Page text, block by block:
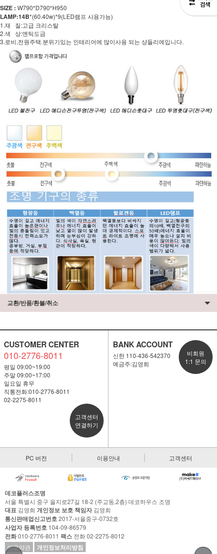
SIZE : W790*D790*H950
LAMP:14B*(60.40w)*9(LED램프 사용가능)
1.재 질:고급 크리스탈
2.색 상:엔틱도금
3.로비,전원주택.분위기있는 인테리어에 많이사용 되는 샹들리에입니다.
교환/반품/환불/취소
CUSTOMER CENTER
010-2776-8011
평일 09:00~19:00
주말 09:00~17:00
일요일 휴무
직통전화:010-2776-8011
02-2275-8011
고객센터
연결하기
BANK ACCOUNT
신한 110-436-542370
예금주:김영희
비회원
1:1 문의
PC 버전 이용안내 고객센터
데코플러스조명
서울 특별시 중구 을지로27길 18-2 (주교동,2층) 데코하우스 조명
대표 김영희 개인정보 보호 책임자김영희
통신판매업신고번호2017-서울중구-0732호
사업자 등록번호 104-09-86579
전화010-2776-8011 팩스 전화 02-2275-8012
이용약관
개인정보처리방침